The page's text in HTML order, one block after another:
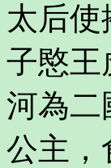
太后
子愍王
河為二
公主，